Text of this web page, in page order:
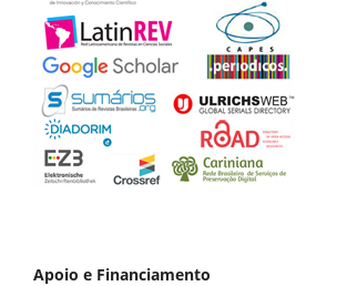
Apoio e Financiamento